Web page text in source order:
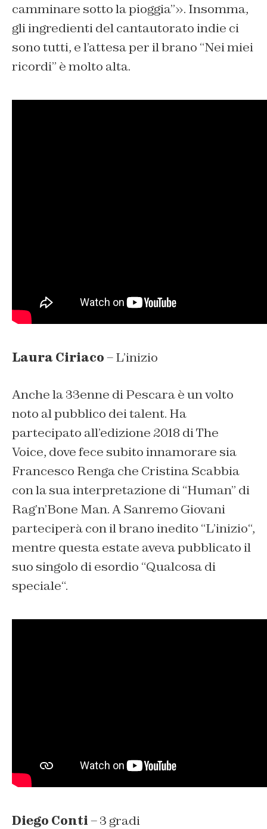
camminare sotto la pioggia”». Insomma,
gli ingredienti del cantautorato indie ci
sono tutti, e l’attesa per il brano “Nei miei
ricordi” è molto alta.
Laura Ciriaco– L’inizio
Anche la 33enne di Pescara è un volto
noto al pubblico dei talent. Ha
partecipato all’edizione 2018 di The
Voice, dove fece subito innamorare sia
Francesco Renga che Cristina Scabbia
con la sua interpretazione di “Human” di
Rag’n’Bone Man. A Sanremo Giovani
parteciperà con il brano inedito “L’inizio“,
mentre questa estate aveva pubblicato il
suo singolo di esordio “Qualcosa di
speciale“.
Diego Conti– 3 gradi